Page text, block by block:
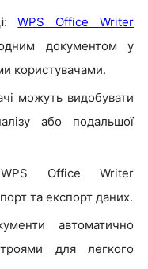
:WPS Office Writer
документом у
користувачами.
можуть видобувати
або подальшої
Office Writer
та експорт даних.
автоматично
для легкого